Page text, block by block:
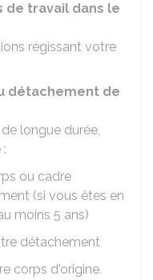
de travail dans le
régissant votre
détachement de
longue durée,
ou cadre
(si vous êtes en
moins 5 ans)
détachement
corps d'origine.